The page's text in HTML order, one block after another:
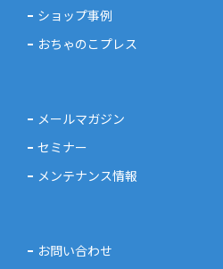
ショップ事例
おちゃのこプレス
メールマガジン
セミナー
メンテナンス情報
お問い合わせ